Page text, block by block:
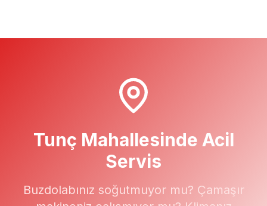
Tunç Mahallesinde Acil
Servis
Buzdolabınız soğutmuyor mu? Çamaşır